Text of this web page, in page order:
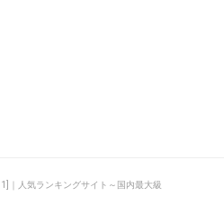
｜人気ランキングサイト～国内最大級